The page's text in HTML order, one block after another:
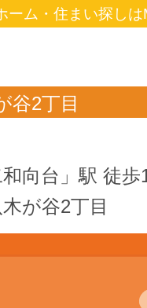
ーム・住まい探し
谷2丁目
向台」駅 徒歩
木が谷2丁目